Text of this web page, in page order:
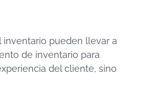
pueden llevar a
de inventario para
del cliente, sino